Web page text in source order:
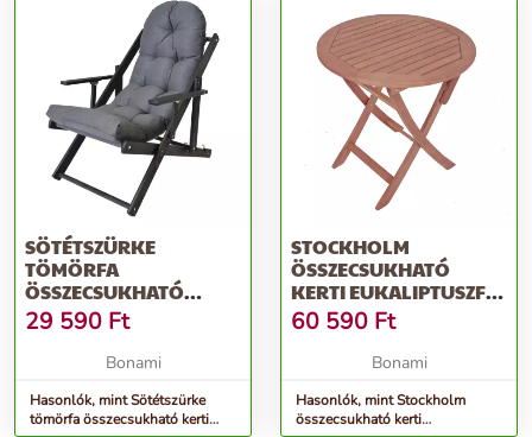
SÖTÉTSZÜRKE
TÖMÖRFA
ÖSSZECSUKHATÓ
KERTI NAPOZÓÁGY
BORNEO – ROJAPLAST
29 590 Ft
Bonami
Hasonlók, mint Sötétszürke
tömörfa összecsukható kerti
STOCKHOLM
ÖSSZECSUKHATÓ
KERTI EUKALIPTUSZFA
ASZTAL, Ø 70 CM -
GARDEN PLEASURE
60 590 Ft
Bonami
Hasonlók, mint Stockholm
összecsukható kerti